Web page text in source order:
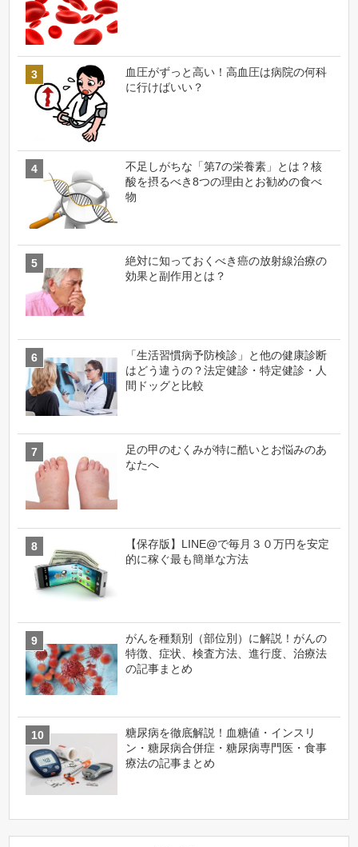
血圧がずっと高い！高血圧は病院の何科
に行けばいい？
不足しがちな「第7の栄養素」とは？核
酸を摂るべき8つの理由とお勧めの食べ
物
絶対に知っておくべき癌の放射線治療の
効果と副作用とは？
「生活習慣病予防検診」と他の健康診断
はどう違うの？法定健診・特定健診・人
間ドッグと比較
足の甲のむくみが特に酷いとお悩みのあ
なたへ
【保存版】LINE@で毎月３０万円を安定
的に稼ぐ最も簡単な方法
がんを種類別（部位別）に解説！がんの
特徴、症状、検査方法、進行度、治療法
の記事まとめ
糖尿病を徹底解説！血糖値・インスリ
ン・糖尿病合併症・糖尿病専門医・食事
療法の記事まとめ